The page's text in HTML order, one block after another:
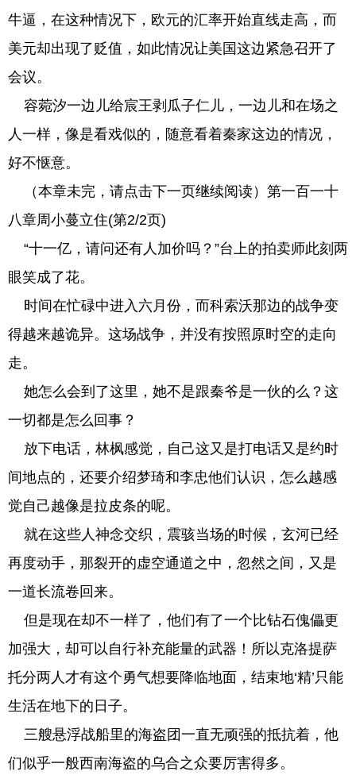
牛逼，在这种情况下，欧元的汇率开始直线走高，而
美元却出现了贬值，如此情况让美国这边紧急召开了
会议。
容菀汐一边儿给宸王剥瓜子仁儿，一边儿和在场之
人一样，像是看戏似的，随意看着秦家这边的情况，
好不惬意。
（本章未完，请点击下一页继续阅读）第一百一十
八章周小蔓立住(第2/2页)
“十一亿，请问还有人加价吗？”台上的拍卖师此刻两
眼笑成了花。
时间在忙碌中进入六月份，而科索沃那边的战争变
得越来越诡异。这场战争，并没有按照原时空的走向
走。
她怎么会到了这里，她不是跟秦爷是一伙的么？这
一切都是怎么回事？
放下电话，林枫感觉，自己这又是打电话又是约时
间地点的，还要介绍梦琦和李忠他们认识，怎么越感
觉自己越像是拉皮条的呢。
就在这些人神念交织，震骇当场的时候，玄河已经
再度动手，那裂开的虚空通道之中，忽然之间，又是
一道长流卷回来。
但是现在却不一样了，他们有了一个比钻石傀儡更
加强大，却可以自行补充能量的武器！所以克洛提萨
托分两人才有这个勇气想要降临地面，结束地‘精’只能
生活在地下的日子。
三艘悬浮战船里的海盗团一直无顽强的抵抗着，他
们似乎一般西南海盗的乌合之众要厉害得多。